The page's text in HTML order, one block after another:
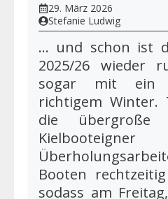
29. März 2026
Stefanie Ludwig
… und schon ist
2025/26 wieder
sogar mit ein
richtigem Winter.
die übergroße
Booten
sodass am